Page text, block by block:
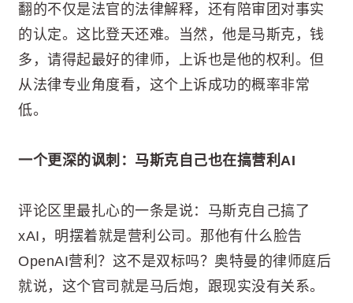
翻的不仅是法官的法律解释，还有陪审团对事实
的认定。这比登天还难。当然，他是马斯克，钱
多，请得起最好的律师，上诉也是他的权利。但
从法律专业角度看，这个上诉成功的概率非常
低。
一个更深的讽刺：马斯克自己也在搞营利AI
评论区里最扎心的一条是说：马斯克自己搞了
xAI，明摆着就是营利公司。那他有什么脸告
OpenAI营利？这不是双标吗？奥特曼的律师庭后
就说，这个官司就是马后炮，跟现实没有关系。